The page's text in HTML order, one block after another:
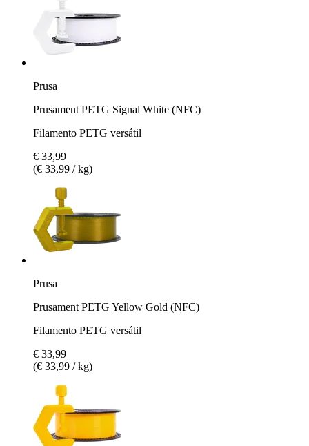
Prusa
Prusament PETG Signal White (NFC)
Filamento PETG versátil
€ 33,99
(€ 33,99 / kg)
Prusa
Prusament PETG Yellow Gold (NFC)
Filamento PETG versátil
€ 33,99
(€ 33,99 / kg)